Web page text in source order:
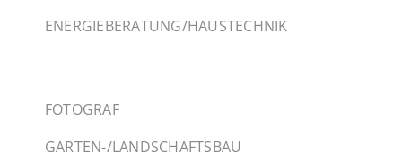
ENERGIEBERATUNG/HAUSTECHNIK
FOTOGRAF
GARTEN-/LANDSCHAFTSBAU